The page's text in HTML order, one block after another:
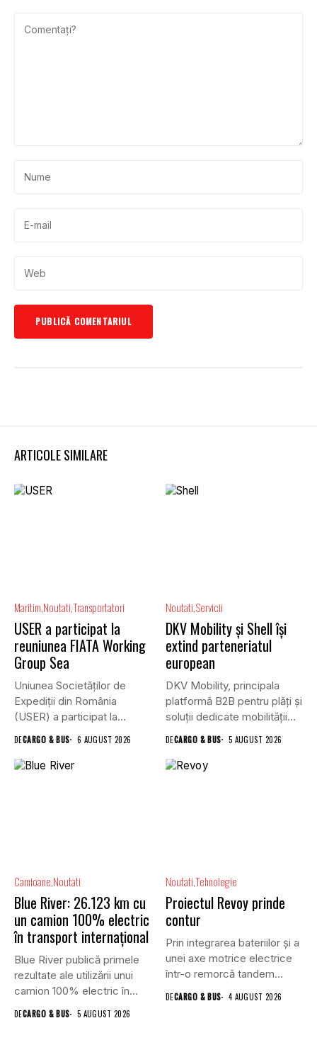
ARTICOLE SIMILARE
Maritim NoutatiTransportatori
USER a participat la
reuniunea FIATA Working
Group Sea
Uniunea Societăților de
Expediții din România
(USER) a participat la
DECARGO & BUS 6 AUGUST 2026
Noutati Servicii
DKV Mobility și Shell își
extind parteneriatul
european
DKV Mobility, principala
platformă B2B pentru plăți și
soluții dedicate mobilității
DECARGO & BUS 5 AUGUST 2026
Camioane Noutati
Blue River: 26.123 km cu
un camion 100% electric
în transport internațional
Blue River publică primele
rezultate ale utilizării unui
camion 100% electric în...
DECARGO & BUS 5 AUGUST 2026
NoutatiTehnologie
Proiectul Revoy prinde
contur
Prin integrarea bateriilor și a
unei axe motrice electrice
într-o remorcă tandem...
DECARGO & BUS 4 AUGUST 2026